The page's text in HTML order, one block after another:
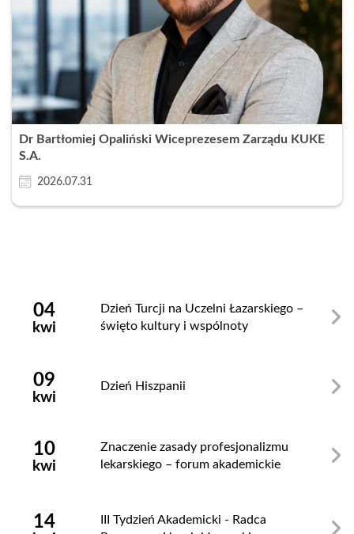
Dr Bartłomiej Opaliński Wiceprezesem Zarządu KUKE
S.A.
2026.07.31
04
kwi
Dzień Turcji na Uczelni Łazarskiego –
święto kultury i wspólnoty
09
kwi
Dzień Hiszpanii
10
kwi
Znaczenie zasady profesjonalizmu
lekarskiego – forum akademickie
14
III Tydzień Akademicki - Radca